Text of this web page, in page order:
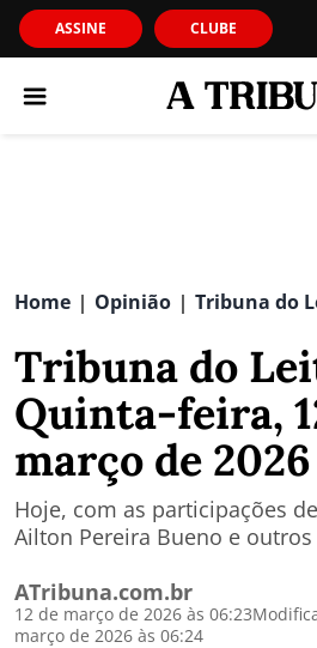
ASSINE CLUBE
Home | Opinião | Tribuna do
Tribuna do
Quinta-feira,
março de 2026
Hoje, com as participações
Ailton Pereira Bueno e outros
ATribuna.com.br
12 de março de 2026 às 06:23
março de 2026 às 06:24